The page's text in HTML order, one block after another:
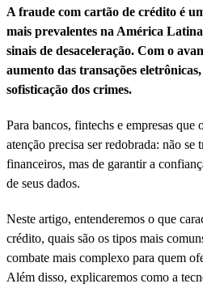
A fraude com cartão de crédito é
mais prevalentes na América Latina
sinais de desaceleração. Com o
aumento das transações
sofisticação dos crimes.
Para bancos, fintechs e empresas que
atenção precisa ser redobrada: não se
financeiros, mas de garantir a
de seus dados.
Neste artigo, entenderemos o que
crédito, quais são os tipos mais
combate mais complexo para quem
Além disso, explicaremos como a